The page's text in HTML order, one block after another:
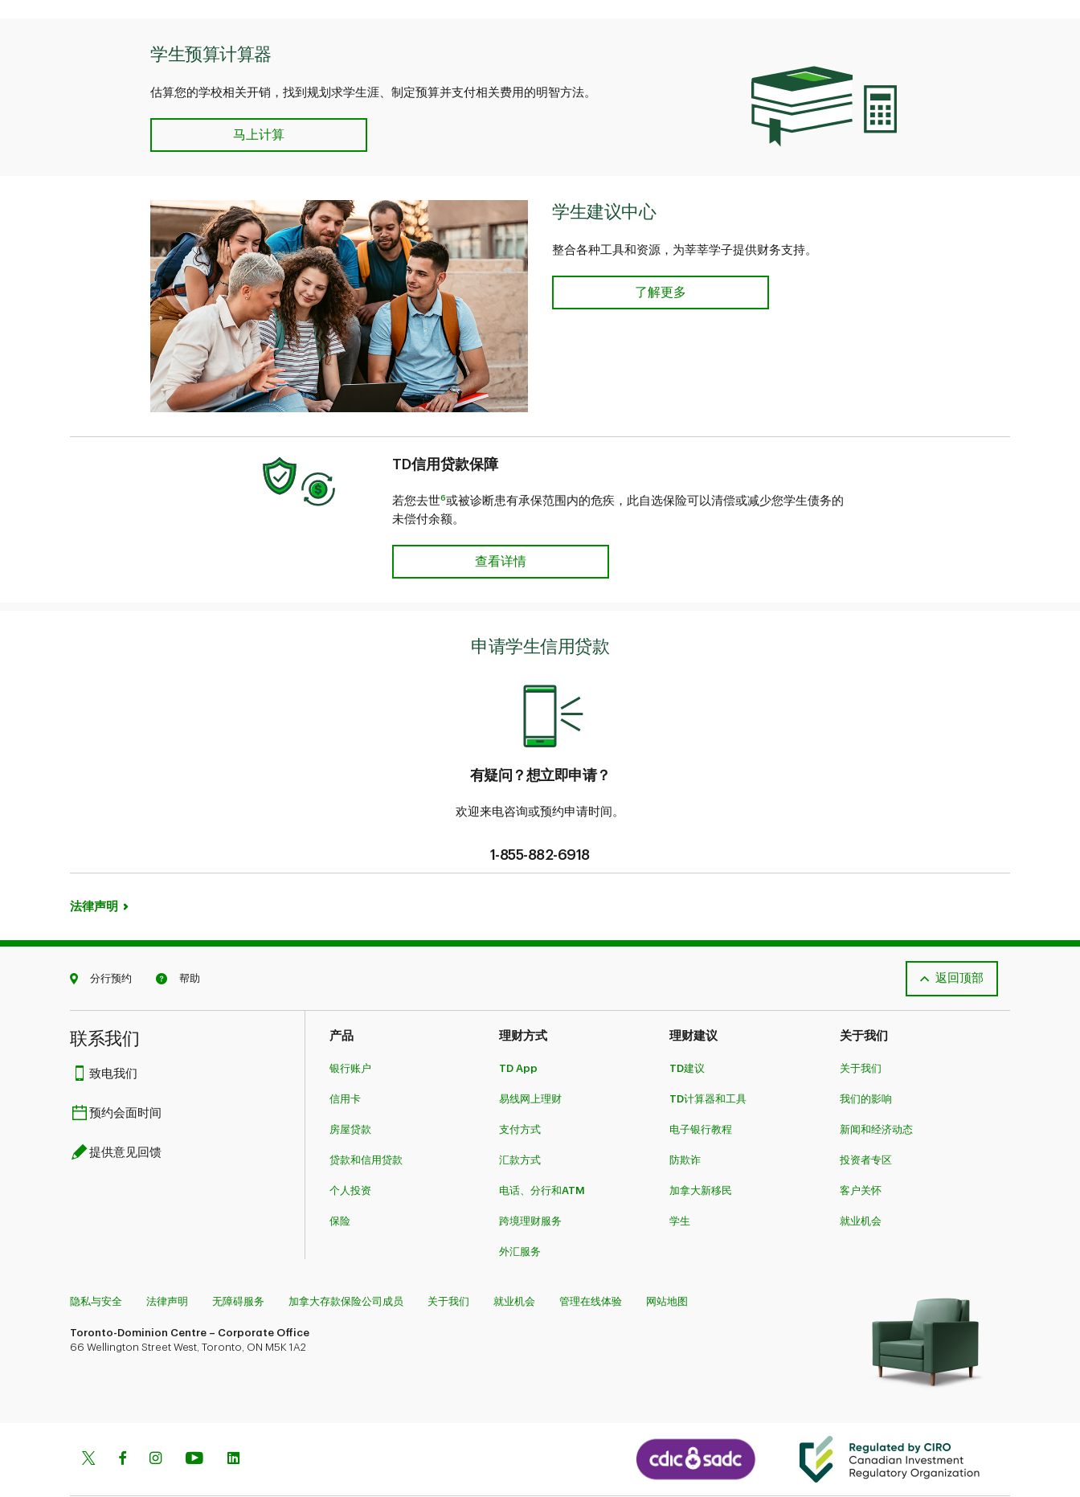
学生预算计算器
估算您的学校相关开销，找到规划求学生涯、制定预算并支付相关费用的明智方法。
学生预算计算器
马上计算
学生建议中心
整合各种工具和资源，为莘莘学子提供财务支持。
了解更多
TD信用贷款保障
若您去世6或被诊断患有承保范围内的危疾，此自选保险可以清偿或减少您学生债务的
未偿付余额。
查看详情
申请学生信用贷款
有疑问？想立即申请？
欢迎来电咨询或预约申请时间。
1-855-882-6918
法律声明
分行预约 帮助 返回顶部
联系我们​​​​​​​
致电我们
预约会面时间
提供意见回馈
产品
银行账户
信用卡
房屋贷款
贷款和信用贷款
个人投资
保险
理财方式
TD App
易线网上理财
支付方式
汇款方式
电话、分行和ATM
跨境理财服务
外汇服务
理财建议
TD建议
TD计算器和工具
电子银行教程
防欺诈
加拿大新移民
学生
关于我们
关于我们
我们的影响
新闻和经济动态
投资者专区
客户关怀
就业机会
隐私与安全 法律声明 无障碍服务 加拿大存款保险公司成员 关于我们 就业机会 管理在线体验 网站地图
Toronto-Dominion Centre – Corporate Office
66 Wellington Street West, Toronto, ON M5K 1A2